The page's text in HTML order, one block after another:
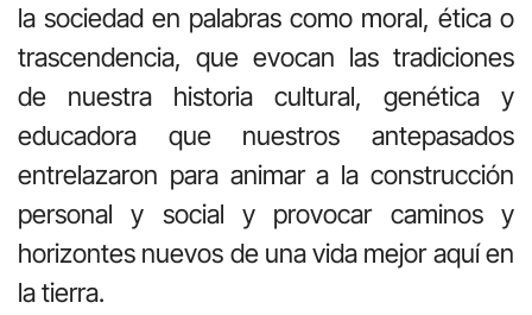
la sociedad en palabras como moral, ética o
trascendencia, que evocan las tradiciones
de nuestra historia cultural, genética y
educadora que nuestros antepasados
entrelazaron para animar a la construcción
personal y social y provocar caminos y
horizontes nuevos de una vida mejor aquí en
la tierra.